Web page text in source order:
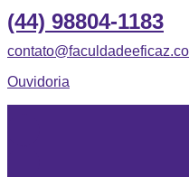
(44) 98804-1183
Ouvidoria